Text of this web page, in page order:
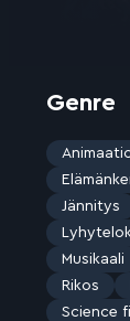
Genre
Jännitys
Musikaali
Rikos
Science